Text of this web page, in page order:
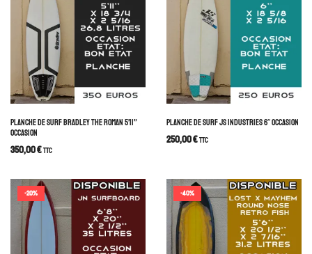
PLANCHE DE SURF BRADLEY THE ROMAN 5’11”
OCCASION
350,00€TTC
PLANCHE DE SURF JS INDUSTRIES 6″ OCCASION
250,00€TTC
-20% -40%